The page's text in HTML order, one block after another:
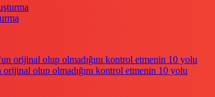
orijinal olup olmadığını kontrol etmenin 10 yolu